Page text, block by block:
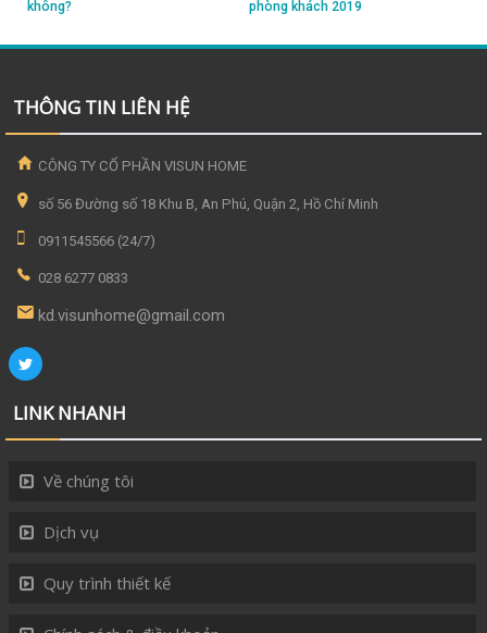
không?
phòng khách 2019
THÔNG TIN LIÊN HỆ
CÔNG TY CỔ PHẦN VISUN HOME
số 56 Đường số 18 Khu B, An Phú, Quận 2, Hồ Chí Minh
0911545566 (24/7)
028 6277 0833
kd.visunhome@gmail.com
LINK NHANH
Về chúng tôi
Dịch vụ
Quy trình thiết kế